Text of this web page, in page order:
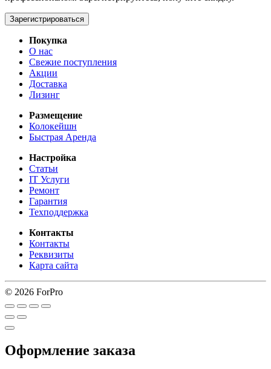
Зарегистрироваться
Покупка
О нас
Свежие поступления
Акции
Доставка
Лизинг
Размещение
Колокейшн
Быстрая Аренда
Настройка
Статьи
IT Услуги
Ремонт
Гарантия
Техподдержка
Контакты
Контакты
Реквизиты
Карта сайта
© 2026 ForPro
Оформление заказа